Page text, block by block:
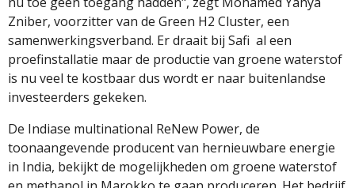
Zniber, voorzitter van de Green H2 Cluster, een
samenwerkingsverband. Er draait bij Safi al een
proefinstallatie maar de productie van groene waterstof
is nu veel te kostbaar dus wordt er naar buitenlandse
investeerders gekeken.
De Indiase multinational ReNew Power, de
toonaangevende producent van hernieuwbare energie
in India, bekijkt de mogelijkheden om groene waterstof